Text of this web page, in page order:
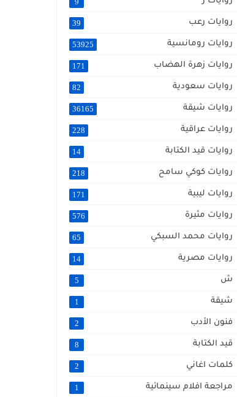
روايات رعب 39
روايات رومانسية 53925
روايات زهرة الهضاب 171
روايات سعودية 82
روايات شيقة 36165
روايات عراقية 228
روايات قيد الكتابة 14
روايات كوكي سامح 218
روايات ليبية 171
روايات مثيرة 576
روايات محمد السبكي 65
روايات مصرية 14
ش 5
شيقة 1
فنون الأدب 2
قيد الكتابة 8
كلمات اغاني 2
مراجعة افلام سينمائية 1